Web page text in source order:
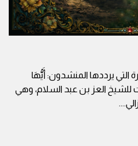
يرددها المنشدون: أَيُّهَا
العز بن عبد السلام، وهي
...